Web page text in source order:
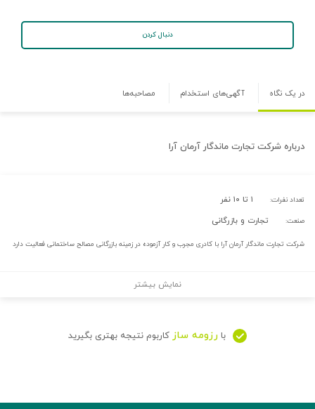
دنبال کردن
در یک نگاه آگهی‌های استخدام مصاحبه‌ها
درباره شرکت تجارت ماندگار آرمان آرا
تعداد نفرات: ۱ تا ۱۰ نفر
صنعت: تجارت و بازرگانی
شرکت تجارت ماندگار آرمان آرا با کادری مجرب و کار آزموده در زمینه بازرگانی مصالح ساختمانی فعالیت دارد
نمایش بیشتر
با رزومه ساز کاربوم نتیجه بهتری بگیرید